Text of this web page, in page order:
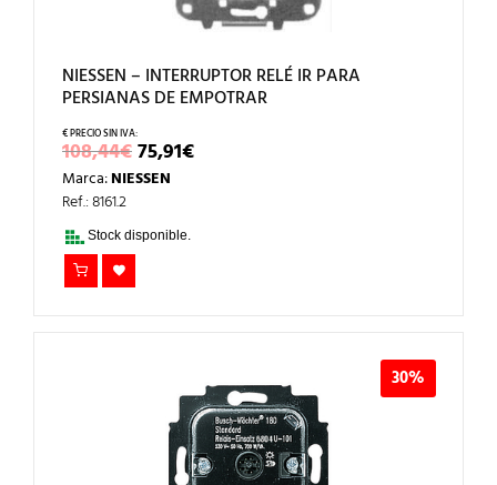
NIESSEN – INTERRUPTOR RELÉ IR PARA
PERSIANAS DE EMPOTRAR
108,44€EL
PRECIO
ORIGINAL
108,44€.
75,91€EL
PRECIO
Marca:NIESSEN
Ref.: 8161.2
Stock disponible.
30%